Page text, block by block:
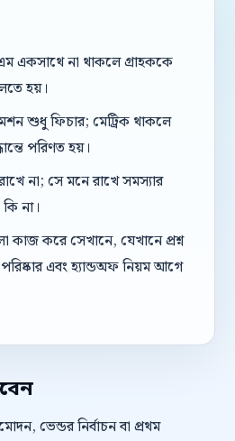
একসাথে না থাকলে গ্রাহককে
হয়।
শুধু ফিচার; মেট্রিক থাকলে
পরিণত হয়।
না; সে মনে রাখে সমস্যার
না।
করে সেখানে, যেখানে প্রশ্ন
পরিষ্কার এবং হ্যান্ডঅফ নিয়ম আগে
ভেন্ডর নির্বাচন বা প্রথম